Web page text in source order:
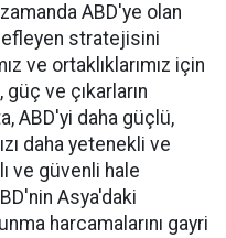
ABD'ye olan
stratejisini
ve ortaklıklarımız için
ve çıkarların
ABD'yi daha güçlü,
daha yetenekli ve
ve güvenli hale
Asya'daki
harcamalarını gayri